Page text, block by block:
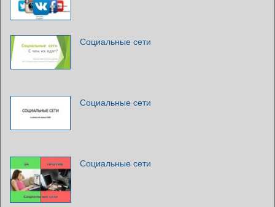
Социальные сети
Социальные сети
Социальные сети